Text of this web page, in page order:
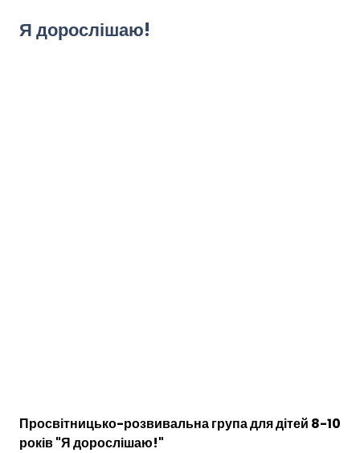
Я дорослішаю!
Просвітницько-розвивальна група для дітей 8-10
років "Я дорослішаю!"